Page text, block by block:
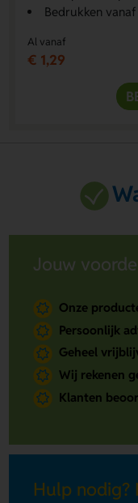
Bedrukken
Al vanaf
€ 1,29
Jouw
Onze
Persoonlijk
Geheel
Wij rekenen
Klanten
Hulp nodig?